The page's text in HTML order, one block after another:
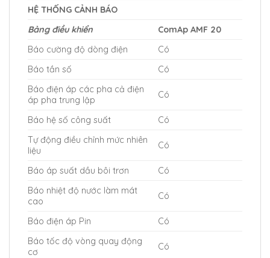
HỆ THỐNG CẢNH BÁO
Bảng điều khiển
ComAp AMF 20
Báo cường độ dòng điện
Có
Báo tần số
Có
Báo điện áp các pha cả điện
áp pha trung lập
Có
Báo hệ số công suất
Có
Tự động điều chỉnh mức nhiên
liệu
Có
Báo áp suất dầu bôi trơn
Có
Báo nhiệt độ nước làm mát
cao
Có
Báo điện áp Pin
Có
Báo tốc độ vòng quay động
cơ
Có